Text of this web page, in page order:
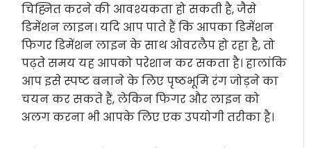
चिह्नित करने की आवश्यकता हो सकती है, जैसे
डिमेंशन लाइन। यदि आप पाते हैं कि आपका डिमेंशन
फिगर डिमेंशन लाइन के साथ ओवरलैप हो रहा है, तो
पढ़ते समय यह आपको परेशान कर सकता है। हालांकि
आप इसे स्पष्ट बनाने के लिए पृष्ठभूमि रंग जोड़ने का
चयन कर सकते हैं, लेकिन फिगर और लाइन को
अलग करना भी आपके लिए एक उपयोगी तरीका है।